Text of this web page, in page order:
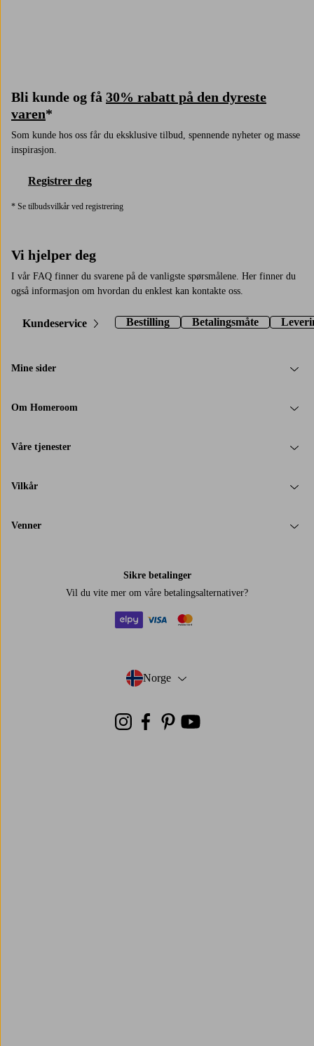
Bli kunde og få 30% rabatt på den dyreste
varen*
Som kunde hos oss får du eksklusive tilbud, spennende nyheter og masse
inspirasjon.
Registrer deg
* Se tilbudsvilkår ved registrering
Vi hjelper deg
I vår FAQ finner du svarene på de vanligste spørsmålene. Her finner du
også informasjon om hvordan du enklest kan kontakte oss.
Kundeservice Bestilling Betalingsmåte
Mine sider
Om Homeroom
Våre tjenester
Vilkår
Venner
Sikre betalinger
Vil du vite mer om våre betalingsalternativer?
Norge
- Velg land